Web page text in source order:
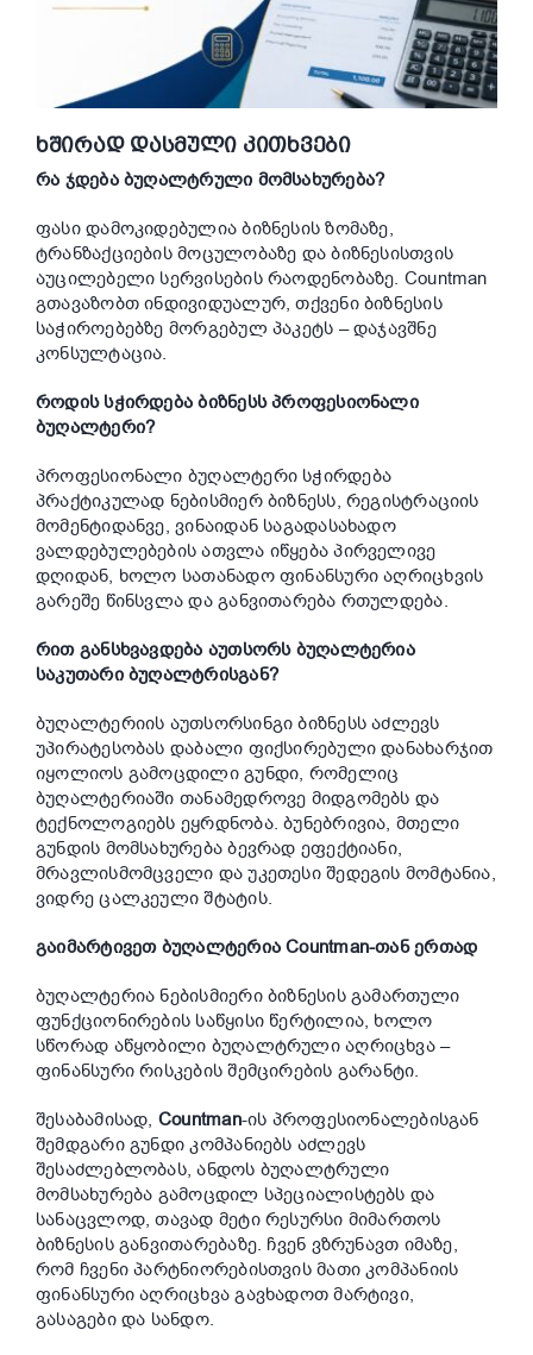
ᲮᲨᲘᲠᲐᲓ ᲓᲐᲡᲛᲣᲚᲘ ᲙᲘᲗᲮᲕᲔᲑᲘ
რა ჯდება ბუღალტრული მომსახურება?
ფასი დამოკიდებულია ბიზნესის ზომაზე,
ტრანზაქციების მოცულობაზე და ბიზნესისთვის
აუცილებელი სერვისების რაოდენობაზე. Countman
გთავაზობთ ინდივიდუალურ, თქვენი ბიზნესის
საჭიროებებზე მორგებულ პაკეტს –დაჯავშნე
კონსულტაცია.
როდის სჭირდება ბიზნესს პროფესიონალი
ბუღალტერი?
პროფესიონალი ბუღალტერი სჭირდება
პრაქტიკულად ნებისმიერ ბიზნესს, რეგისტრაციის
მომენტიდანვე, ვინაიდან საგადასახადო
ვალდებულებების ათვლა იწყება პირველივე
დღიდან, ხოლო სათანადო ფინანსური აღრიცხვის
გარეშე წინსვლა და განვითარება რთულდება.
რით განსხვავდება აუთსორს ბუღალტერია
საკუთარი ბუღალტრისგან?
ბუღალტერიის აუთსორსინგი ბიზნესს აძლევს
უპირატესობას დაბალი ფიქსირებული დანახარჯით
იყოლიოს გამოცდილი გუნდი, რომელიც
ბუღალტერიაში თანამედროვე მიდგომებს და
ტექნოლოგიებს ეყრდნობა. ბუნებრივია, მთელი
გუნდის მომსახურება ბევრად ეფექტიანი,
მრავლისმომცველი და უკეთესი შედეგის მომტანია,
ვიდრე ცალკეული შტატის.
გაიმარტივეთ ბუღალტერია Countman-თან ერთად
ბუღალტერია ნებისმიერი ბიზნესის გამართული
ფუნქციონირების საწყისი წერტილია, ხოლო
სწორად აწყობილი ბუღალტრული აღრიცხვა –
ფინანსური რისკების შემცირების გარანტი.
შესაბამისად, Countman-ის პროფესიონალებისგან
შემდგარი გუნდი კომპანიებს აძლევს
შესაძლებლობას, ანდოს ბუღალტრული
მომსახურება გამოცდილ სპეციალისტებს და
სანაცვლოდ, თავად მეტი რესურსი მიმართოს
ბიზნესის განვითარებაზე. ჩვენ ვზრუნავთ იმაზე,
რომ ჩვენი პარტნიორებისთვის მათი კომპანიის
ფინანსური აღრიცხვა გავხადოთ მარტივი,
გასაგები და სანდო.